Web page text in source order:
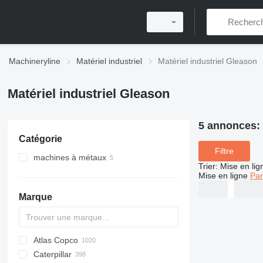
Machineryline Matériel industriel Matériel industriel Gleason
Matériel industriel Gleason
Catégorie
machines à métaux
centres d'usinage
Marque
PDS
APD
AB
Ensis
Pega
VZ
AG3
Atlas Copco
DrillAir
QAS
PDP
E-series
B-series
BM
GFS
VT
Rover
533
Airpure
BySprint Fiber
CK
SR
Caterpillar
5 annonces:
Filtre
Trier: Mise en
Mise en ligne